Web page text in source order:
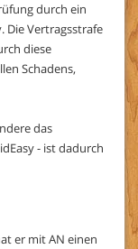
durch ein
Die Vertragsstrafe
diese
Schadens,
das
- ist dadurch
er mit AN einen